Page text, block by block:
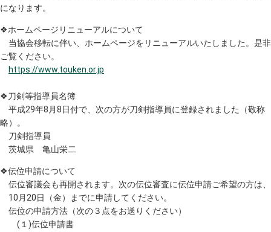
になります。
❖ホームページリニューアルについて
当協会移転に伴い、ホームページをリニューアルいたしました。是非
ご覧ください。
https://www.touken.or.jp
❖刀剣等指導員名簿
平成29年8月8日付で、次の方が刀剣指導員に登録されました（敬称
略）。
刀剣指導員
茨城県 亀山栄二
❖伝位申請について
伝位審議会も再開されます。次の伝位審査に伝位申請ご希望の方は、
10月20日（金）までに申請してください。
伝位の申請方法（次の３点をお送りください）
(１)伝位申請書